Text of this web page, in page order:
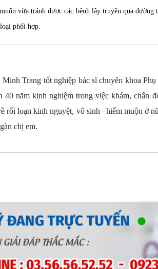
vừa tránh được các bệnh lây truyền qua
phối hợp.
Trang tốt nghiệp bác sĩ chuyên khoa
năm kinh nghiệm trong việc khám, chẩn
rối loạn kinh nguyệt, vô sinh –hiếm muộn ở
chị em.